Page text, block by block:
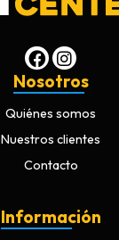
Nosotros
Quiénes somos
Nuestros clientes
Contacto
Información